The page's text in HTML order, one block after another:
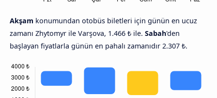
Akşam konumundan otobüs biletleri için günün en ucuz
zamanı Zhytomyr ile Varşova, 1.466 ₺ ile. Sabah'den
başlayan fiyatlarla günün en pahalı zamanıdır 2.307 ₺.